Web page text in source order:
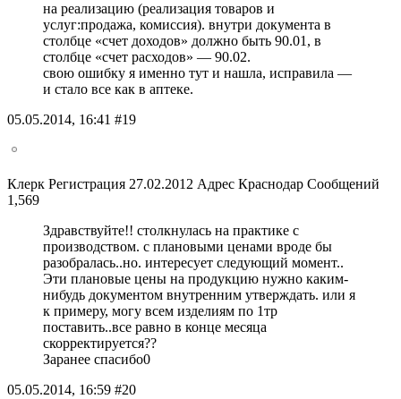
на реализацию (реализация товаров и
услуг:продажа, комиссия). внутри документа в
столбце «счет доходов» должно быть 90.01, в
столбце «счет расходов» — 90.02.
свою ошибку я именно тут и нашла, исправила —
и стало все как в аптеке.
05.05.2014, 16:41 #19
Клерк Регистрация 27.02.2012 Адрес Краснодар Сообщений
1,569
Здравствуйте!! столкнулась на практике с
производством. с плановыми ценами вроде бы
разобралась..но. интересует следующий момент..
Эти плановые цены на продукцию нужно каким-
нибудь документом внутренним утверждать. или я
к примеру, могу всем изделиям по 1тр
поставить..все равно в конце месяца
скорректируется??
Заранее спасибо0
05.05.2014, 16:59 #20